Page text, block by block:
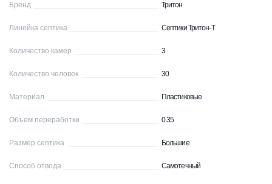
Бренд Тритон
Линейка септика Септики Тритон-Т
Количество камер 3
Количество человек 30
Материал Пластиковые
Объем переработки 0.35
Размер септика Большие
Способ отвода Самотечный